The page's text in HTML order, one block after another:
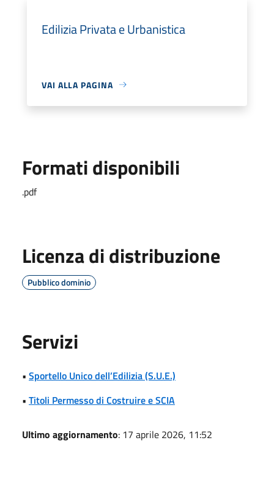
Edilizia Privata e Urbanistica
VAI ALLA PAGINA
Formati disponibili
.pdf
Licenza di distribuzione
Pubblico dominio
Servizi
• Sportello Unico dell’Edilizia (S.U.E.)
• Titoli Permesso di Costruire e SCIA
Ultimo aggiornamento: 17 aprile 2026, 11:52